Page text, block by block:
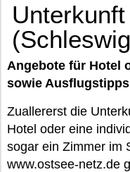
Angebote für Hotel
sowie
Zuallererst die
Hotel oder eine
sogar ein Zimmer im
www.ostsee-netz.de